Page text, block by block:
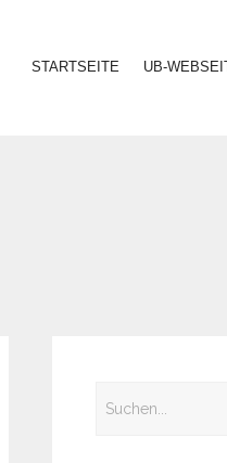
STARTSEITE UB-